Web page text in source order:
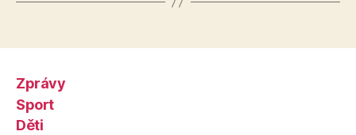
Zprávy
Sport
Děti